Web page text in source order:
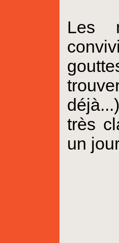
Les
très
un